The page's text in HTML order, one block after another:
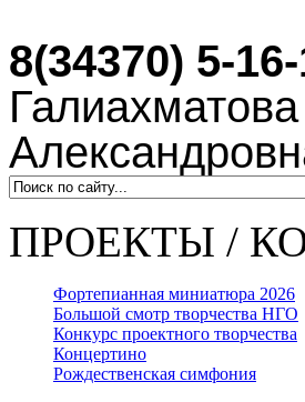
8(34370) 5-
ПРОЕКТЫ /
Фортепианная миниатюра 2026
Большой смотр творчества НГО
Конкурс проектного творчества
Концертино
Рождественская симфония